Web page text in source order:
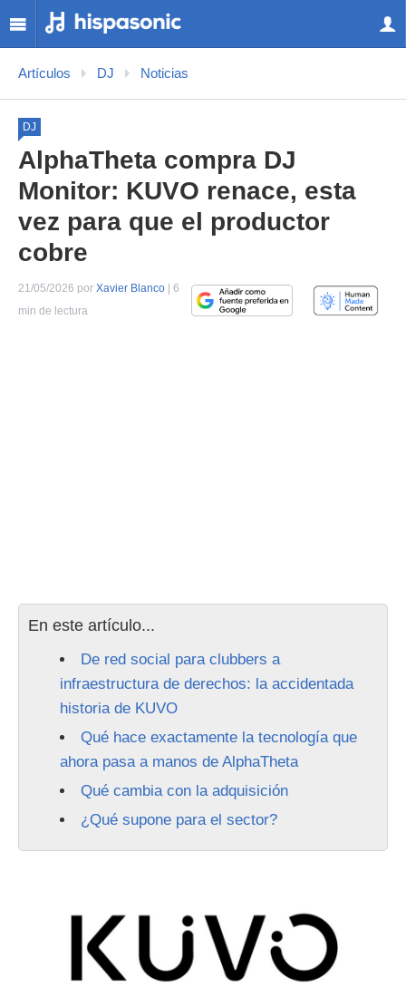
Artículos DJ Noticias
DJ
AlphaTheta compra DJ
Monitor: KUVO renace, esta
vez para que el productor
cobre
21/05/2026 por Xavier Blanco | 6
min de lectura
En este artículo...
De red social para clubbers a
infraestructura de derechos: la accidentada
historia de KUVO
Qué hace exactamente la tecnología que
ahora pasa a manos de AlphaTheta
Qué cambia con la adquisición
¿Qué supone para el sector?